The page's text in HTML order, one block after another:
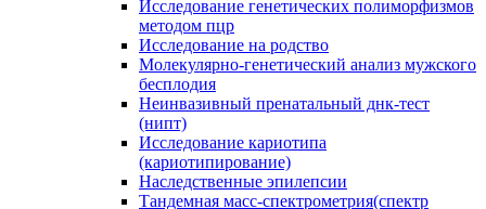
Исследование генетических полиморфизмов
методом пцр
Исследование на родство
Молекулярно-генетический анализ мужского
бесплодия
Неинвазивный пренатальный днк-тест
(нипт)
Исследование кариотипа
(кариотипирование)
Наследственные эпилепсии
Тандемная масс-спектрометрия(спектр